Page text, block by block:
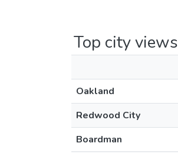
Top city views
Oakland
Redwood City
Boardman